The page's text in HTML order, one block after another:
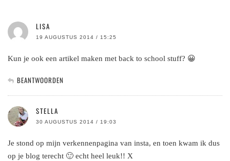
LISA
19 AUGUSTUS 2014 / 15:25
Kun je ook een artikel maken met back to school stuff? 😀
BEANTWOORDEN
STELLA
30 AUGUSTUS 2014 / 19:03
Je stond op mijn verkennenpagina van insta, en toen kwam ik dus
op je blog terecht 🙂 echt heel leuk!! X